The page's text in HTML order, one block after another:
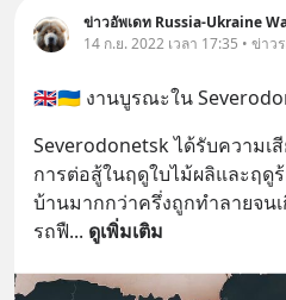
ข่าวอัพเดท Russia-Ukraine
14 ก.ย. 2022 เวลา 17:35 • ข่าว
🇬🇧🇺🇦 งานบูรณะใน
Severodonetsk ได้รับความเ
การต่อสู้ในฤดูใบไม้ผลิและฤดู
บ้านมากกว่าครึ่งถูกทำลายจน
รถฟื... ดูเพิ่มเติม